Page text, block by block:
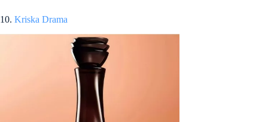
10. Kriska Drama